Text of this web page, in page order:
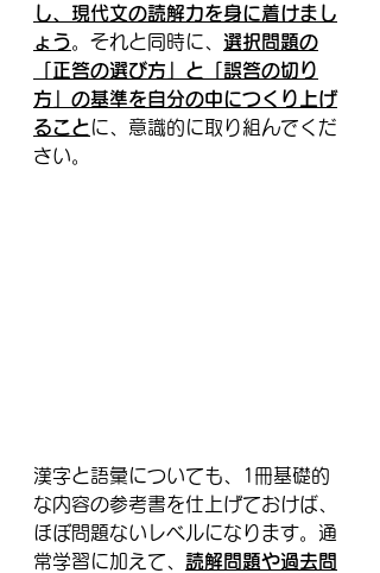
し、現代文の読解力を身に着けまし
ょう。それと同時に、 選択問題の
「正答の選び方」と「誤答の切り
方」の基準を自分の中につくり上げ
ることに、意識的に取り組んでくだ
さい。
漢字と語彙についても、1冊基礎的
な内容の参考書を仕上げておけば、
ほぼ問題ないレベルになります。通
常学習に加えて、 読解問題や過去問